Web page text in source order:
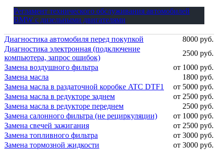
Регламент технического обслуживания автомобилей
BMW с дизельными двигателями
Диагностика автомобиля перед покупкой
8000 руб.
Диагностика электронная (подключение
компьютера, запрос ошибок)
2500 руб.
Замена воздушного фильтра
от 1000 руб.
Замена масла
1800 руб.
Замена масла в раздаточной коробке ATC DTF1
от 5000 руб.
Замена масла в редукторе заднем
от 2500 руб.
Замена масла в редукторе переднем
2500 руб.
Замена салонного фильтра (не рециркуляции)
от 1000 руб.
Замена свечей зажигания
от 2500 руб.
Замена топливного фильтра
от 3000 руб.
Замена тормозной жидкости
от 3000 руб.